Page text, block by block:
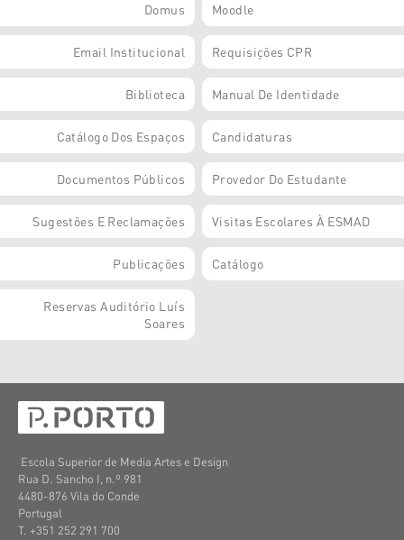
Domus Moodle
Email Institucional Requisições CPR
Biblioteca Manual De Identidade
Catálogo Dos Espaços Candidaturas
Documentos Públicos Provedor Do Estudante
Sugestões E Reclamações Visitas Escolares À ESMAD
Publicações Catálogo
Reservas Auditório Luís
Soares
Escola Superior de Media Artes e Design
Rua D. Sancho I, n.º 981
4480-876 Vila do Conde
Portugal
T. +351 252 291 700